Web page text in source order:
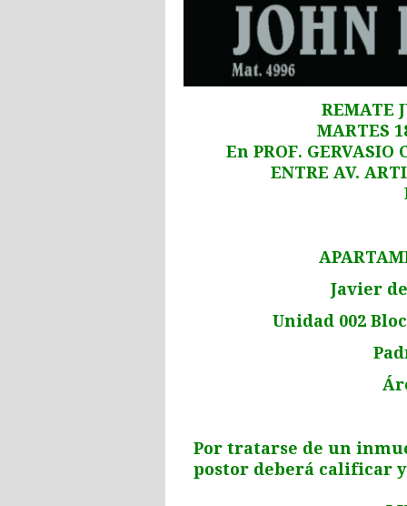
REMATE
MARTES
En PROF. GERVASIO
ENTRE AV.
Javier
Unidad 002
Por tratarse de un
postor deberá calificar y